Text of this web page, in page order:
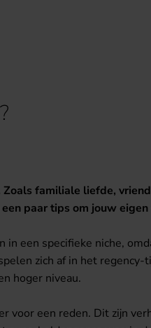
familiale liefde,
paar tips om jouw
een specifieke niche,
zich af in het
hoger niveau.
voor een reden. Dit zijn